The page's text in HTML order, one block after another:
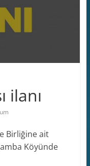
ilanı
Birliğine ait
Köyünde